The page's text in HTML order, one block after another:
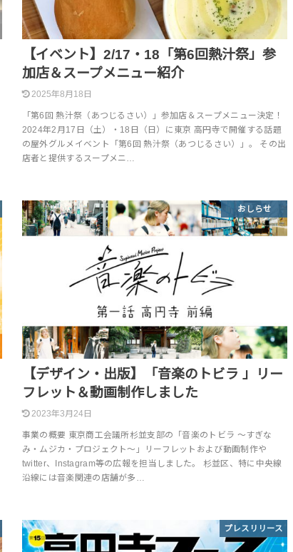
【イベント】2/17・18「第6回熱汁祭」参
加店＆スープメニュー紹介
2025年8月18日
「第6回 熱汁祭（あつじるさい）」参加店＆スープメニュー決定！
2024年2月17日（土）・18日（日）に東京 高円寺で開催する話題
の屋外グルメイベント「第6回 熱汁祭（あつじるさい）」。 その出
店者と提供するスープメニ…
おしらせ
【デザイン・出版】「音楽のトビラ 」リー
フレット＆動画制作しました
2023年3月24日
事業の概要 東京商工会議所杉並支部の「音楽のトビラ ～すぎな
み・ムジカ・プロジェクト～」リーフレットおよび動画制作や
twitter、Instagram等の広報を担当しました。 杉並区、特に中央線
沿線には音楽関連の店舗が多…
プレスリリース